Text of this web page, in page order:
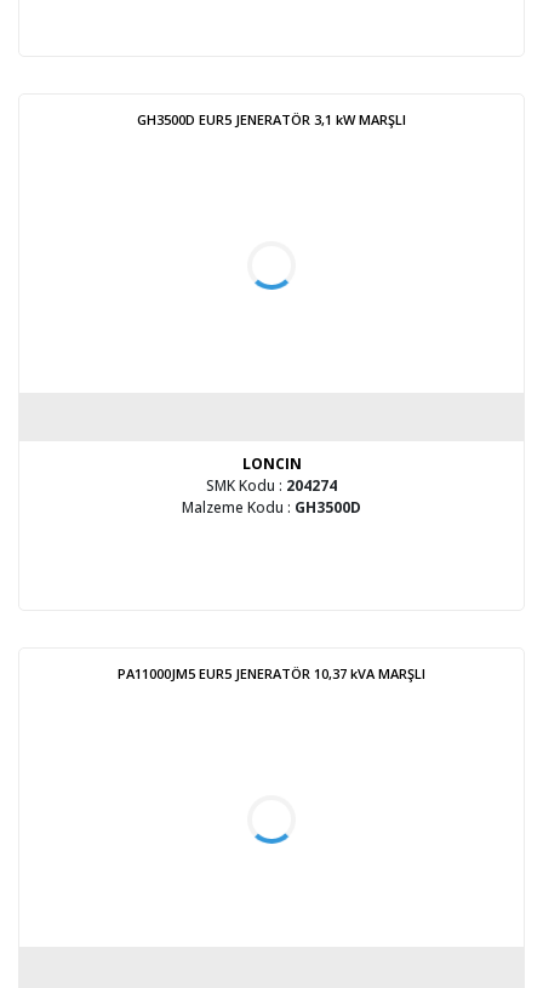
GH3500D EUR5 JENERATÖR 3,1 kW MARŞLI
LONCIN
SMK Kodu : 204274
Malzeme Kodu : GH3500D
PA11000JM5 EUR5 JENERATÖR 10,37 kVA MARŞLI